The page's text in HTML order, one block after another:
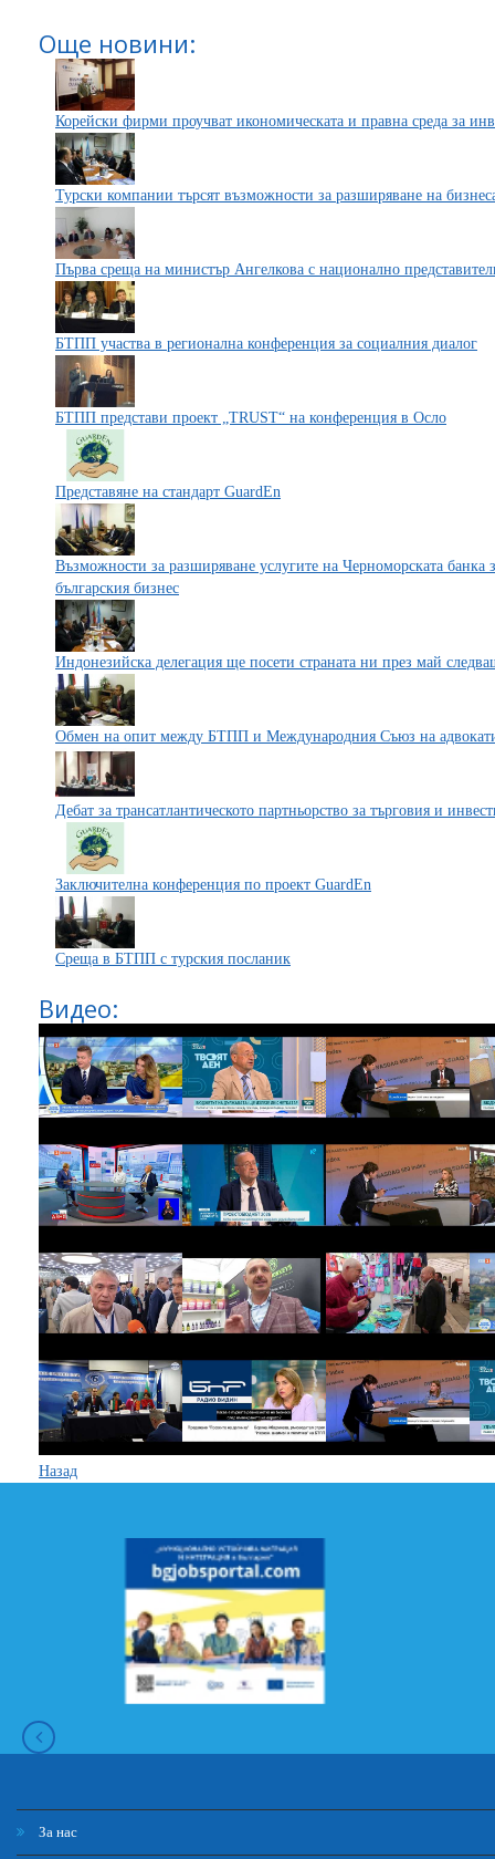
Още новини:
Корейски фирми проучват икономическата и правна среда за
Турски компании търсят възможности за разширяване на
Първа среща на министър Ангелкова с национално
БТПП участва в регионална конференция за социалния диалог
БТПП представи проект „TRUST“ на конференция в Осло
Представяне на стандарт GuardEn
Възможности за разширяване услугите на Черноморската банка
българския бизнес
Индонезийска делегация ще посети страната ни през май
Обмен на опит между БТПП и Международния Съюз на
Дебат за трансатлантическото партньорство за търговия и
Заключителна конференция по проект GuardEn
Среща в БТПП с турския посланик
Видео:
Назад
За нас